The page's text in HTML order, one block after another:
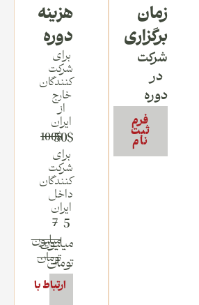
زمان
برگزاری
شرکت
در
دوره
فرم
ثبت
نام
هزینه
دوره
برای
شرکت
کنندگان
خارج
از
ایران
50$
100$
برای
شرکت
کنندگان
داخل
ایران
5
میلیون
تومان
7
میلیون
تومان
ارتباط با